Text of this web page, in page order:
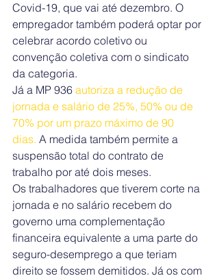
Covid-19, que vai até dezembro. O
empregador também poderá optar por
celebrar acordo coletivo ou
convenção coletiva com o sindicato
da categoria.
Já a MP 936 autoriza a redução de
jornada e salário de 25%, 50% ou de
70% por um prazo máximo de 90
dias. A medida também permite a
suspensão total do contrato de
trabalho por até dois meses.
Os trabalhadores que tiverem corte na
jornada e no salário recebem do
governo uma complementação
financeira equivalente a uma parte do
seguro-desemprego a que teriam
direito se fossem demitidos. Já os com